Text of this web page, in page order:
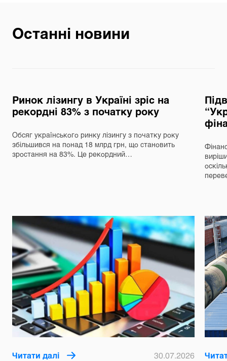
Останні новини
Ринок лізингу в Україні зріс на
рекордні 83% з початку року
Обсяг українського ринку лізингу з початку року
збільшився на понад 18 млрд грн, що становить
зростання на 83%. Це рекордний…
Читати далі 30.07.2026